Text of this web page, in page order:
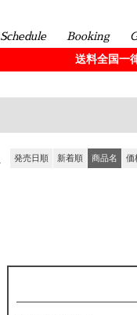
Schedule Booking
送料全国一
発売日順 新着順 商品名 価